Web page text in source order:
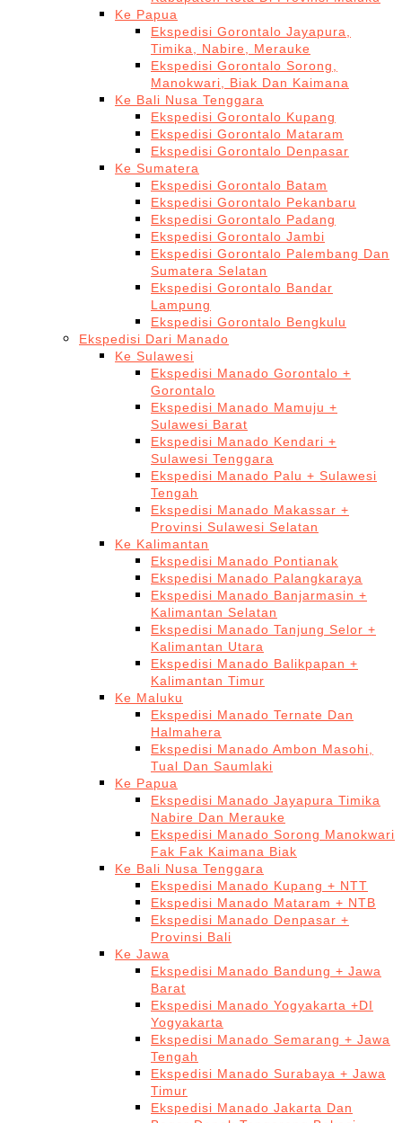
Ke Papua
Ekspedisi Gorontalo Jayapura,
Timika, Nabire, Merauke
Ekspedisi Gorontalo Sorong,
Manokwari, Biak Dan Kaimana
Ke Bali Nusa Tenggara
Ekspedisi Gorontalo Kupang
Ekspedisi Gorontalo Mataram
Ekspedisi Gorontalo Denpasar
Ke Sumatera
Ekspedisi Gorontalo Batam
Ekspedisi Gorontalo Pekanbaru
Ekspedisi Gorontalo Padang
Ekspedisi Gorontalo Jambi
Ekspedisi Gorontalo Palembang Dan
Sumatera Selatan
Ekspedisi Gorontalo Bandar
Lampung
Ekspedisi Gorontalo Bengkulu
Ekspedisi Dari Manado
Ke Sulawesi
Ekspedisi Manado Gorontalo +
Gorontalo
Ekspedisi Manado Mamuju +
Sulawesi Barat
Ekspedisi Manado Kendari +
Sulawesi Tenggara
Ekspedisi Manado Palu + Sulawesi
Tengah
Ekspedisi Manado Makassar +
Provinsi Sulawesi Selatan
Ke Kalimantan
Ekspedisi Manado Pontianak
Ekspedisi Manado Palangkaraya
Ekspedisi Manado Banjarmasin +
Kalimantan Selatan
Ekspedisi Manado Tanjung Selor +
Kalimantan Utara
Ekspedisi Manado Balikpapan +
Kalimantan Timur
Ke Maluku
Ekspedisi Manado Ternate Dan
Halmahera
Ekspedisi Manado Ambon Masohi,
Tual Dan Saumlaki
Ke Papua
Ekspedisi Manado Jayapura Timika
Nabire Dan Merauke
Ekspedisi Manado Sorong Manokwari
Fak Fak Kaimana Biak
Ke Bali Nusa Tenggara
Ekspedisi Manado Kupang + NTT
Ekspedisi Manado Mataram + NTB
Ekspedisi Manado Denpasar +
Provinsi Bali
Ke Jawa
Ekspedisi Manado Bandung + Jawa
Barat
Ekspedisi Manado Yogyakarta +DI
Yogyakarta
Ekspedisi Manado Semarang + Jawa
Tengah
Ekspedisi Manado Surabaya + Jawa
Timur
Ekspedisi Manado Jakarta Dan